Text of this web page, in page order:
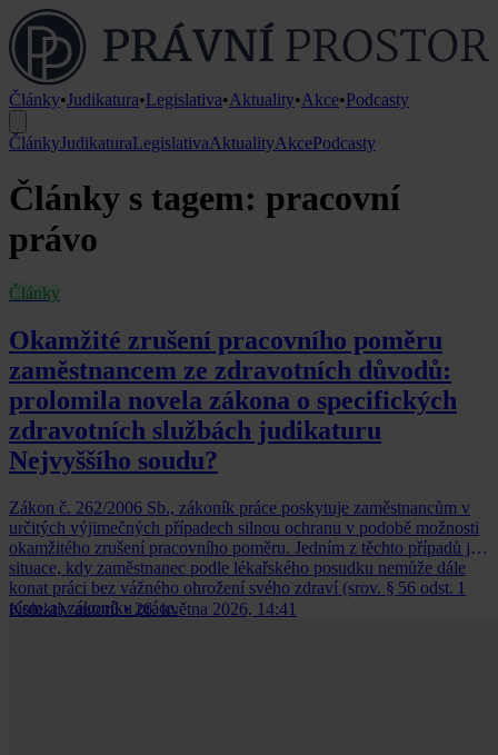
Články•Judikatura•Legislativa•Aktuality•Akce•Podcasty
ČlánkyJudikaturaLegislativaAktualityAkcePodcasty
Články s tagem: pracovní
právo
Články
Okamžité zrušení pracovního poměru
zaměstnancem ze zdravotních důvodů:
prolomila novela zákona o specifických
zdravotních službách judikaturu
Nejvyššího soudu?
Zákon č. 262/2006 Sb., zákoník práce poskytuje zaměstnancům v
určitých výjimečných případech silnou ochranu v podobě možnosti
okamžitého zrušení pracovního poměru. Jedním z těchto případů je
situace, kdy zaměstnanec podle lékařského posudku nemůže dále
konat práci bez vážného ohrožení svého zdraví (srov. § 56 odst. 1
písm. a) zákoníku práce.
Kolektiv autorů • 26. května 2026, 14:41